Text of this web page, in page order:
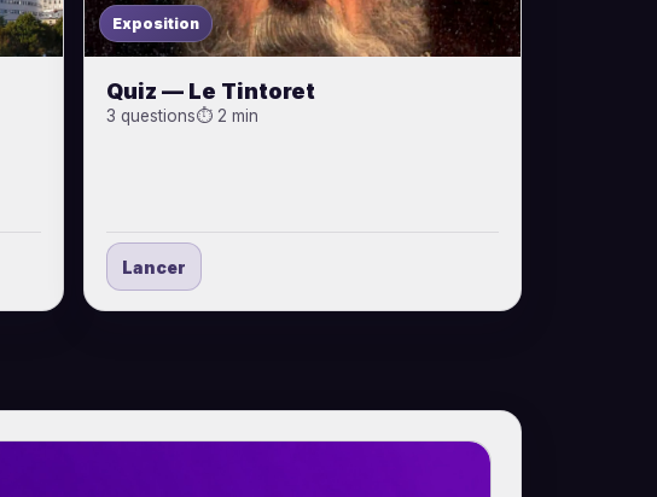
Exposition
Quiz — Le Tintoret
3 questions⏱ 2 min
Lancer